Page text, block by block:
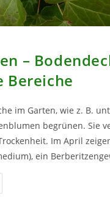
–
Bereiche
im Garten, wie z. B.
begrünen. Sie
Im April
ein